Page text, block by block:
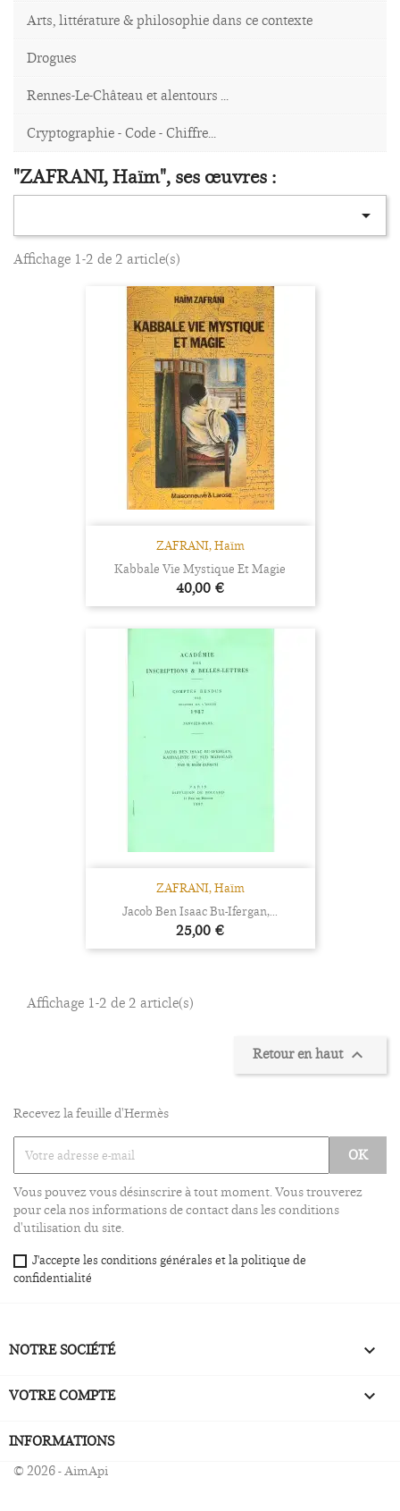
Arts, littérature & philosophie dans ce contexte
Drogues
Rennes-Le-Château et alentours ...
Cryptographie - Code - Chiffre...
"ZAFRANI, Haïm", ses œuvres :

Affichage 1-2 de 2 article(s)
ZAFRANI, Haïm
Kabbale Vie Mystique Et Magie
Prix
40,00 €
ZAFRANI, Haïm
Jacob Ben Isaac Bu-Ifergan,...
Prix
25,00 €
Affichage 1-2 de 2 article(s)
Retour en haut 
Recevez la feuille d'Hermès
Vous pouvez vous désinscrire à tout moment. Vous trouverez
pour cela nos informations de contact dans les conditions
d'utilisation du site.
J'accepte les conditions générales et la politique de
confidentialité
NOTRE SOCIÉTÉ 
VOTRE COMPTE 
INFORMATIONS
© 2026 - AimApi